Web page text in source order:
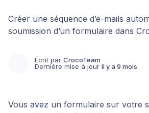
Créer une séquence d’e-mails
soumission d’un formulaire dans
Écrit par CrocoTeam
Dernière mise à jour il y a 9 mois
Vous avez un formulaire sur votre